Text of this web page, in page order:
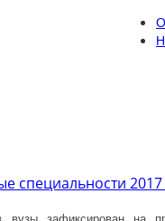
специальности 2017